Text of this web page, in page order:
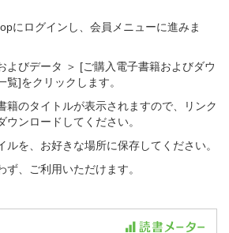
にログインし、会員メニューに進みま
よびデータ ＞ [ご購入電子書籍およびダウ
覧]をクリックします。
籍のタイトルが表示されますので、リンク
ウンロードしてください。
ルを、お好きな場所に保存してください。
ず、ご利用いただけます。